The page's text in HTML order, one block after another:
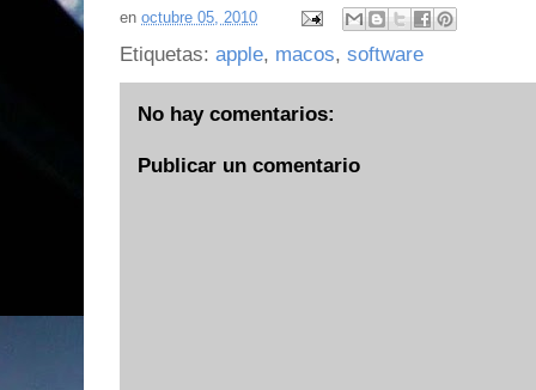
en octubre 05, 2010
Etiquetas: apple, macos, software
No hay comentarios:
Publicar un comentario